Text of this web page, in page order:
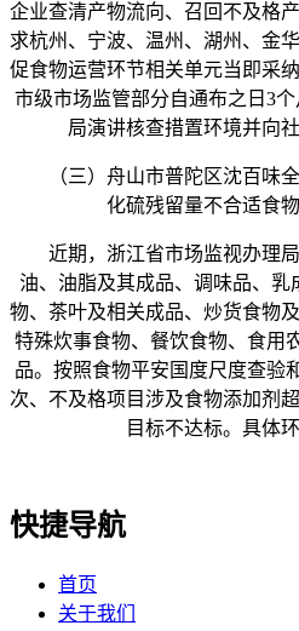
企业查清产物流向、召回不及格
求杭州、宁波、温州、湖州、金
促食物运营环节相关单元当即采
市级市场监管部分自通布之日3
局演讲核查措置环境并向
（三）舟山市普陀区沈百味全
化硫残留量不合适食
近期，浙江省市场监视办理局
油、油脂及其成品、调味品、
物、茶叶及相关成品、炒货食物
特殊炊事食物、餐饮食物、食用
品。按照食物平安国度尺度查验
次、不及格项目涉及食物添加剂
目标不达标。具体
快捷导航
首页
关于我们